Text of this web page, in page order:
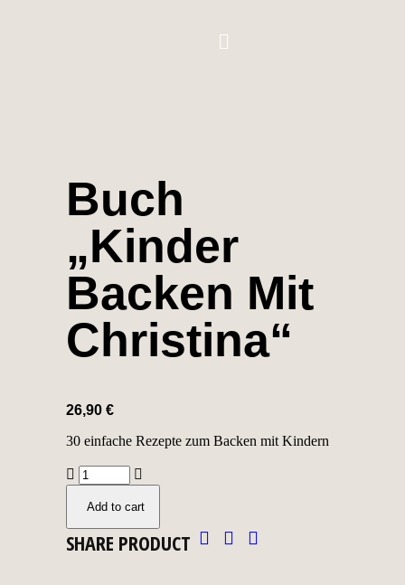
Buch
„Kinder
Backen Mit
Christina“
26,90 €
30 einfache Rezepte zum Backen mit Kindern
Add to cart
SHARE PRODUCT